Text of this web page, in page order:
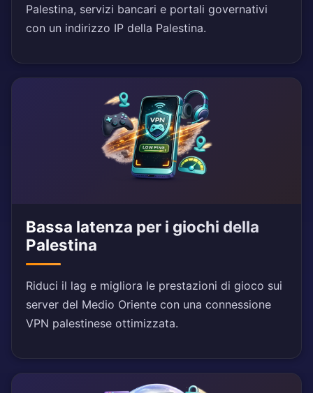
Palestina, servizi bancari e portali governativi
con un indirizzo IP della Palestina.
Bassa latenza per i giochi della
Palestina
Riduci il lag e migliora le prestazioni di gioco sui
server del Medio Oriente con una connessione
VPN palestinese ottimizzata.